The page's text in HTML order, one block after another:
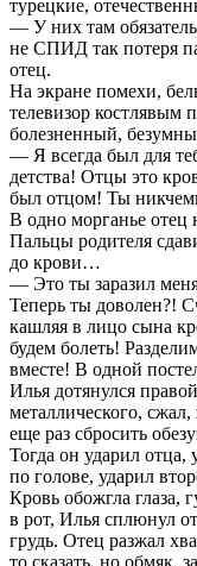
турецкие,
— У них там
не СПИД так потеря
отец.
На экране помехи,
телевизор костлявым
болезненный,
— Я всегда был для
детства! Отцы это
был отцом! Ты
В одно морганье отец
Пальцы родителя
до крови…
— Это ты заразил
Теперь ты доволен?!
кашляя в лицо сына
будем болеть!
вместе! В одной
Илья дотянулся
металлического,
еще раз сбросить
Тогда он ударил
по голове, ударил
Кровь обожгла глаза,
в рот, Илья сплюнул
грудь. Отец разжал
то сказать, но обмяк,